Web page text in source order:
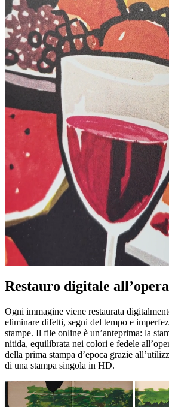
Restauro digitale
Ogni immagine viene restaurata
eliminare difetti, segni del tempo e
stampe. Il file online è un’anteprima: la
nitida, equilibrata nei colori e fedele
della prima stampa d’epoca grazie
di una stampa singola in HD.